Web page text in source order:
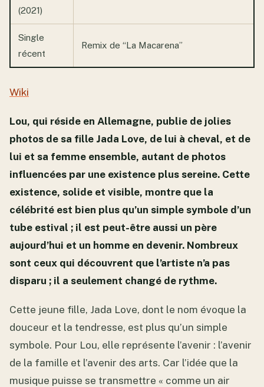
(2021)
Single
récent
Remix de “La Macarena”
Wiki
Lou, qui réside en Allemagne, publie de jolies
photos de sa fille Jada Love, de lui à cheval, et de
lui et sa femme ensemble, autant de photos
influencées par une existence plus sereine. Cette
existence, solide et visible, montre que la
célébrité est bien plus qu’un simple symbole d’un
tube estival ; il est peut-être aussi un père
aujourd’hui et un homme en devenir. Nombreux
sont ceux qui découvrent que l’artiste n’a pas
disparu ; il a seulement changé de rythme.
Cette jeune fille, Jada Love, dont le nom évoque la
douceur et la tendresse, est plus qu’un simple
symbole. Pour Lou, elle représente l’avenir : l’avenir
de la famille et l’avenir des arts. Car l’idée que la
musique puisse se transmettre « comme un air